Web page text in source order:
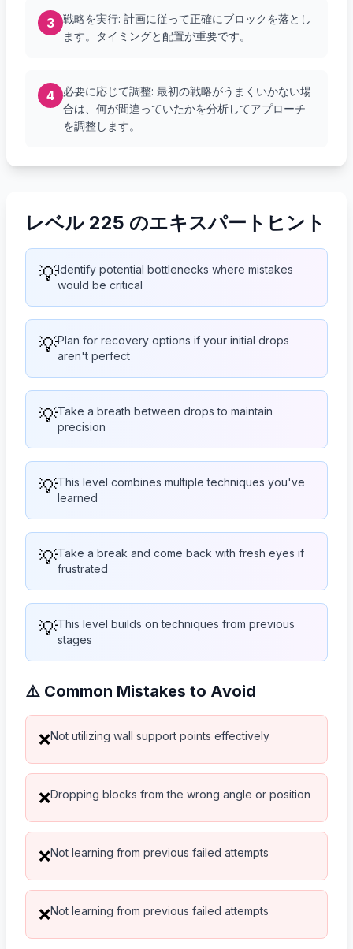
3
戦略を実行: 計画に従って正確にブロックを落とし
ます。タイミングと配置が重要です。
4
必要に応じて調整: 最初の戦略がうまくいかない場
合は、何が間違っていたかを分析してアプローチ
を調整します。
レベル 225 のエキスパートヒント
💡Identify potential bottlenecks where mistakes
would be critical
💡Plan for recovery options if your initial drops
aren't perfect
💡Take a breath between drops to maintain
precision
💡This level combines multiple techniques you've
learned
💡Take a break and come back with fresh eyes if
frustrated
💡This level builds on techniques from previous
stages
⚠️ Common Mistakes to Avoid
❌Not utilizing wall support points effectively
❌Dropping blocks from the wrong angle or position
❌Not learning from previous failed attempts
❌Not learning from previous failed attempts